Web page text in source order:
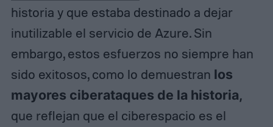
historia y que estaba destinado a dejar
inutilizable el servicio de Azure. Sin
embargo, estos esfuerzos no siempre han
sido exitosos, como lo demuestran los
mayores ciberataques de la historia,
que reflejan que el ciberespacio es el